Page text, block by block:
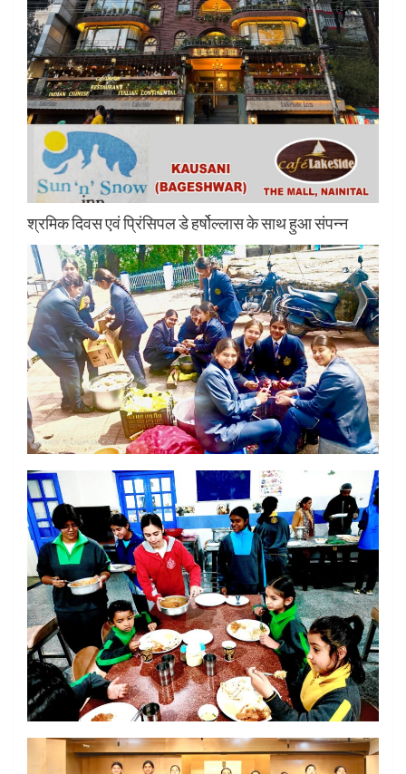
श्रमिक दिवस एवं प्रिंसिपल डे हर्षोल्लास के साथ हुआ संपन्न